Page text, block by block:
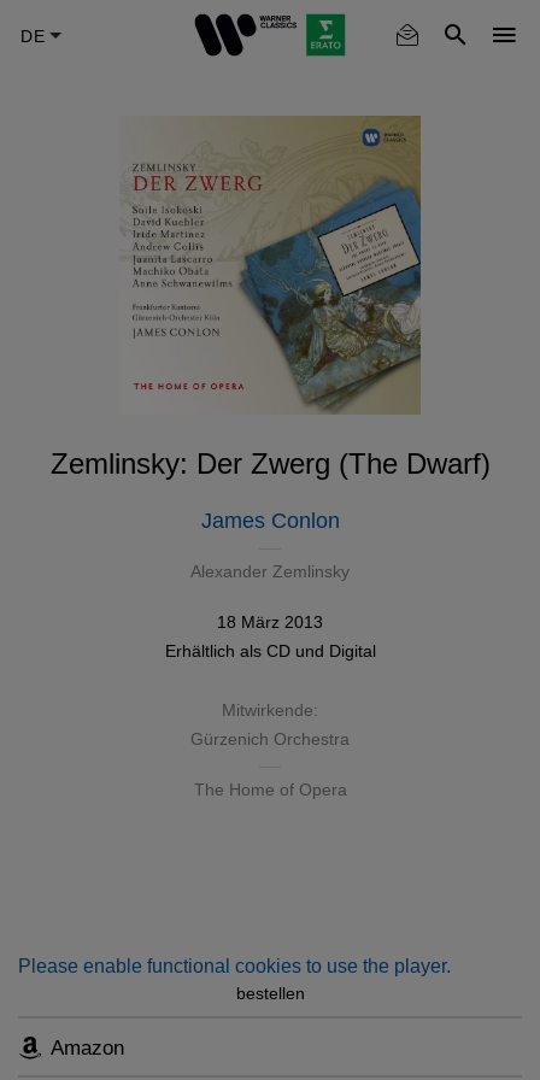
Zemlinsky: Der Zwerg (The Dwarf)
James Conlon
Alexander Zemlinsky
18 März 2013
Erhältlich als CDund Digital
Mitwirkende:
Gürzenich Orchestra
The Home of Opera
Please enable functional cookies to use the player.
bestellen
Amazon